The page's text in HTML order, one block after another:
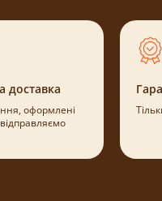
доставка
оформлені